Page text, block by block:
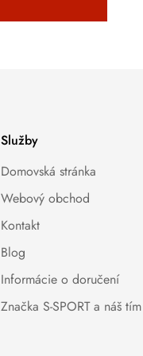
Služby
Domovská stránka
Webový obchod
Kontakt
Blog
Informácie o doručení
Značka S-SPORT a náš tím